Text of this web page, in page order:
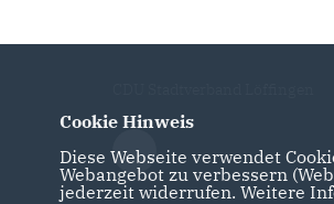
Cookie Hinweis
Diese Webseite verwendet
Webangebot zu verbessern
jederzeit widerrufen. Weitere